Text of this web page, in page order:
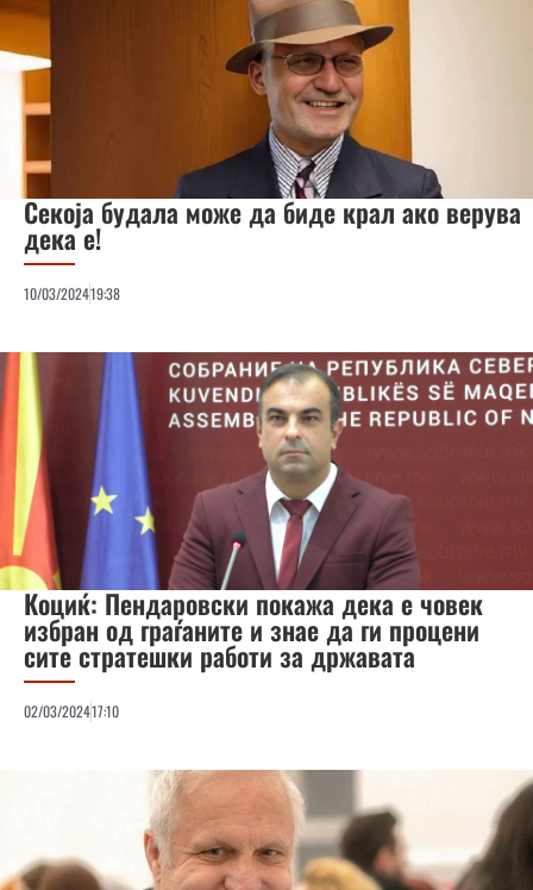
Секоја будала може да биде крал ако верува
дека е!
10/03/202419:38
Коциќ: Пендаровски покажа дека е човек
избран од граѓаните и знае да ги процени
сите стратешки работи за државата
02/03/202417:10